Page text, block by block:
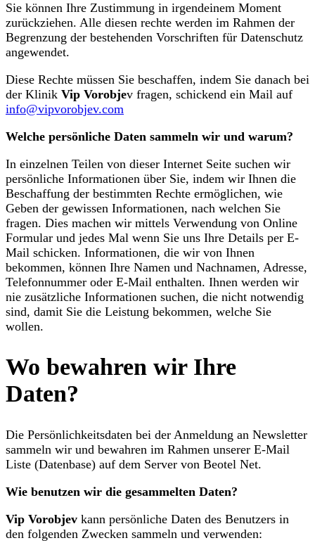
Sie können Ihre Zustimmung in irgendeinem Moment
zurückziehen. Alle diesen rechte werden im Rahmen der
Begrenzung der bestehenden Vorschriften für Datenschutz
angewendet.
Diese Rechte müssen Sie beschaffen, indem Sie danach bei
der Klinik Vip Vorobjev fragen, schickend ein Mail auf
info@vipvorobjev.com
Welche persönliche Daten sammeln wir und warum?
In einzelnen Teilen von dieser Internet Seite suchen wir
persönliche Informationen über Sie, indem wir Ihnen die
Beschaffung der bestimmten Rechte ermöglichen, wie
Geben der gewissen Informationen, nach welchen Sie
fragen. Dies machen wir mittels Verwendung von Online
Formular und jedes Mal wenn Sie uns Ihre Details per E-
Mail schicken. Informationen, die wir von Ihnen
bekommen, können Ihre Namen und Nachnamen, Adresse,
Telefonnummer oder E-Mail enthalten. Ihnen werden wir
nie zusätzliche Informationen suchen, die nicht notwendig
sind, damit Sie die Leistung bekommen, welche Sie
wollen.
Wo bewahren wir Ihre
Daten?
Die Persönlichkeitsdaten bei der Anmeldung an Newsletter
sammeln wir und bewahren im Rahmen unserer E-Mail
Liste (Datenbase) auf dem Server von Beotel Net.
Wie benutzen wir die gesammelten Daten?
Vip Vorobjev kann persönliche Daten des Benutzers in
den folgenden Zwecken sammeln und verwenden: